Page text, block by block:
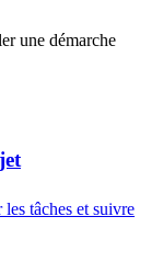
une démarche
tâches et suivre